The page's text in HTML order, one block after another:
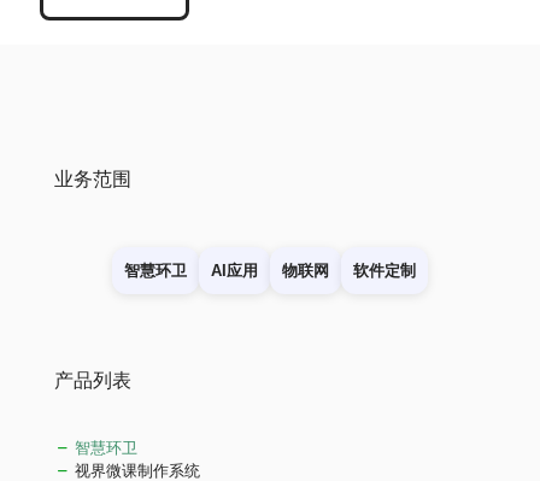
业务范围
智慧环卫 AI应用 物联网 软件定制
产品列表
智慧环卫
视界微课制作系统